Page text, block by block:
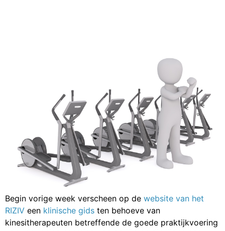
Begin vorige week verscheen op de website van het
RIZIV een klinische gids ten behoeve van
kinesitherapeuten betreffende de goede praktijkvoering